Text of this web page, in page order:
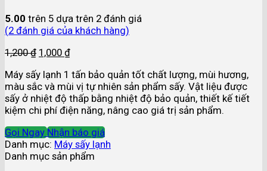
5.00 trên 5 dựa trên 2 đánh giá
(2 đánh giá của khách hàng)
1,200₫ 1,000 ₫
Máy sấy lạnh 1 tấn bảo quản tốt chất lượng, mùi hương,
màu sắc và mùi vị tự nhiên sản phẩm sấy. Vật liệu được
sấy ở nhiệt độ thấp bằng nhiệt độ bảo quản, thiết kế tiết
kiệm chi phí điện năng, nâng cao giá trị sản phẩm.
Gọi Ngay Nhận báo giá
Danh mục: Máy sấy lạnh
Danh mục sản phẩm